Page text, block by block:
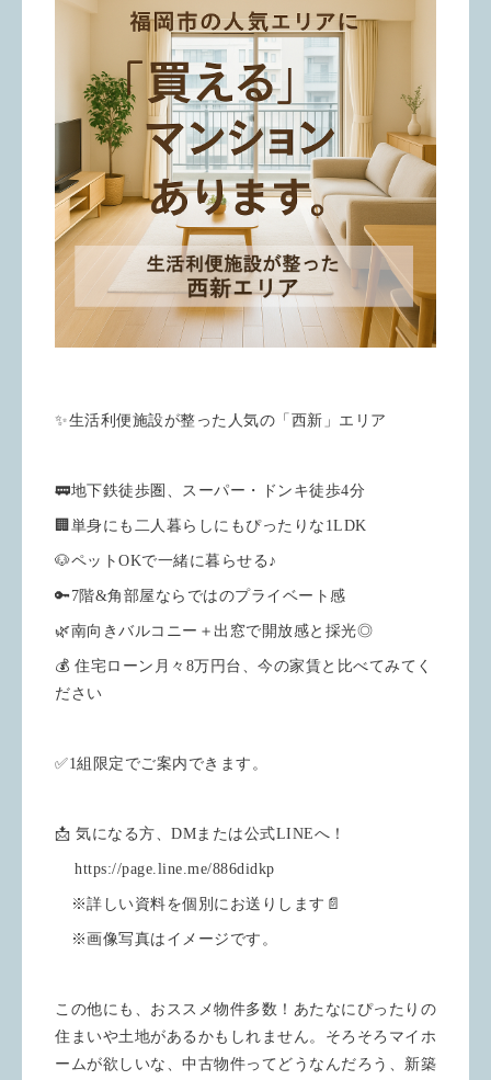
✨生活利便施設が整った人気の「西新」エリア
🚃地下鉄徒歩圏、スーパー・ドンキ徒歩4分
🏢単身にも二人暮らしにもぴったりな1LDK
🐶ペットOKで一緒に暮らせる♪
🔑7階&角部屋ならではのプライベート感
🌿南向きバルコニー＋出窓で開放感と採光◎
💰 住宅ローン月々8万円台、今の家賃と比べてみてく
ださい
✅1組限定でご案内できます。
📩 気になる方、DMまたは公式LINEへ！
https://page.line.me/886didkp
※詳しい資料を個別にお送りします📄
※画像写真はイメージです。
この他にも、おススメ物件多数！あたなにぴったりの
住まいや土地があるかもしれません。そろそろマイホ
ームが欲しいな、中古物件ってどうなんだろう、新築